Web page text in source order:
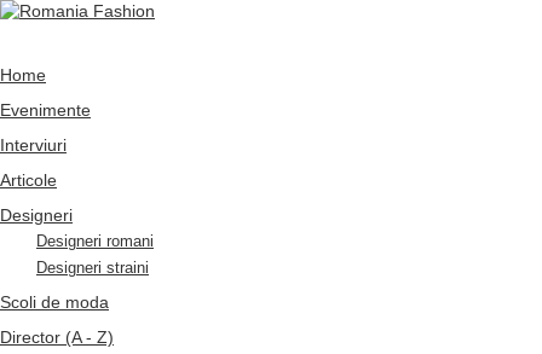
Home
Evenimente
Interviuri
Articole
Designeri
Designeri romani
Designeri straini
Scoli de moda
Director (A - Z)